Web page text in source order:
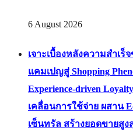
6 August 2026
เจาะเบื้องหลังความสำเร็
แคมเปญสู่ Shopping
Experience-driven
เคลื่อนการใช้จ่าย ผสาน
เซ็นทรัล สร้างยอดขายสูง